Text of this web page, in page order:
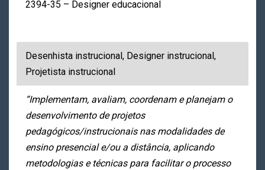
2394-35 – Designer educacional
Desenhista instrucional, Designer instrucional,
Projetista instrucional
“Implementam, avaliam, coordenam e planejam o
desenvolvimento de projetos
pedagógicos/instrucionais nas modalidades de
ensino presencial e/ou a distância, aplicando
metodologias e técnicas para facilitar o processo